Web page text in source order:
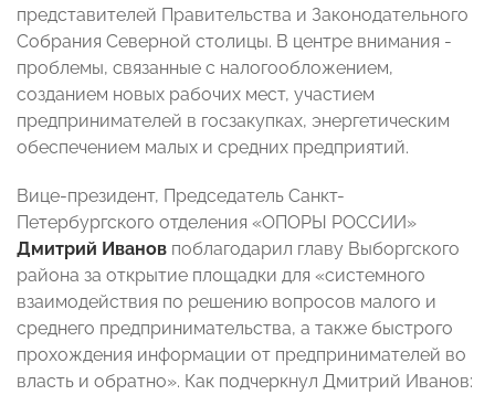
представителей Правительства и Законодательного
Собрания Северной столицы. В центре внимания -
проблемы, связанные с налогообложением,
созданием новых рабочих мест, участием
предпринимателей в госзакупках, энергетическим
обеспечением малых и средних предприятий.
Вице-президент, Председатель Санкт-
Петербургского отделения «ОПОРЫ РОССИИ»
Дмитрий Иванов поблагодарил главу Выборгского
района за открытие площадки для «системного
взаимодействия по решению вопросов малого и
среднего предпринимательства, а также быстрого
прохождения информации от предпринимателей во
власть и обратно». Как подчеркнул Дмитрий Иванов: